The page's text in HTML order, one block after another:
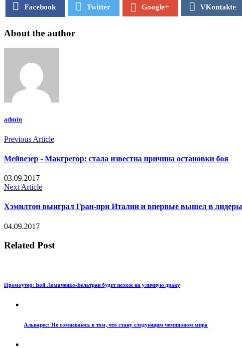
Facebook Twitter Google+ VKontakte
About the author
admin
Previous Article
Мейвезер - Макгрегор: стала известна причина остановки боя
03.09.2017
Next Article
Хэмилтон выиграл Гран-при Италии и впервые вышел в лидеры
04.09.2017
Related Post
Промоутер: Бой Ломаченко-Бельтран будет похож на уличную драку
Альварес: Не сомневаюсь в том, что стану следующим чемпионом мира